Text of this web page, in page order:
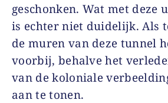
geschonken. Wat met
is echter niet duidelijk. Als
de muren van deze tunnel
voorbij, behalve het
van de koloniale
aan te tonen.